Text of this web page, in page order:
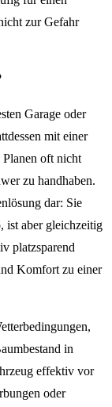
zur Gefahr
Garage oder
mit einer
oft nicht
zu handhaben.
dar: Sie
ist aber gleichzeitig
platzsparend
Komfort zu einer
in
effektiv vor
oder